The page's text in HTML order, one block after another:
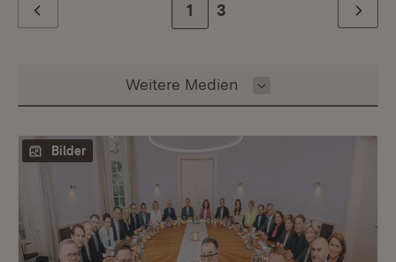
Zur Seite
1 Zur letzten Seite
3 Weiter
Inhalt auswählen
Weitere Medien
Bilder